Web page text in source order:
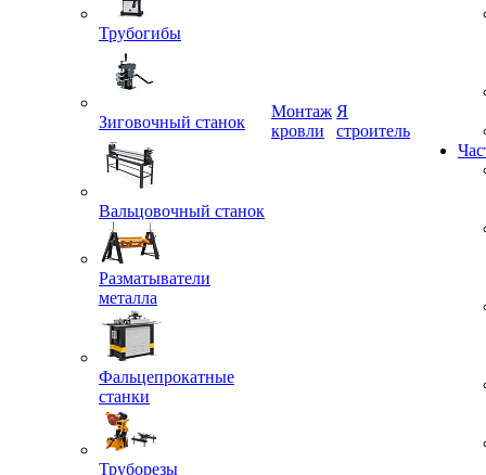
Трубогибы
Зиговочный станок
Вальцовочный станок
Разматыватели
металла
Фальцепрокатные
станки
Труборезы
кровли
строитель